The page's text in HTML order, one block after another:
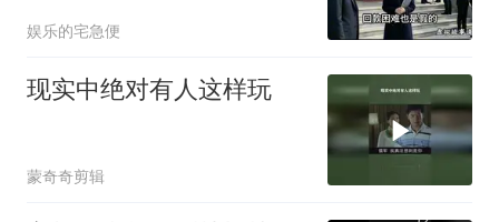
娱乐的宅急便
现实中绝对有人这样玩
蒙奇奇剪辑